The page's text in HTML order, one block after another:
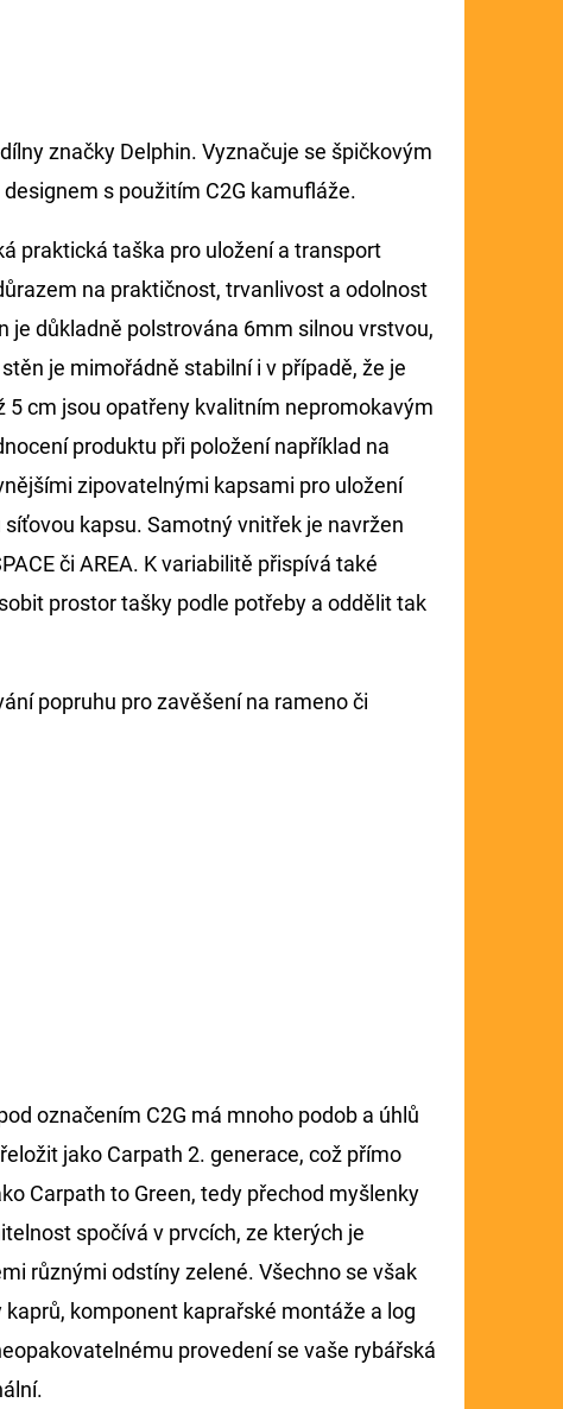
značky Delphin. Vyznačuje se špičkovým
s použitím C2G kamufláže.
praktická taška pro uložení a transport
na praktičnost, trvanlivost a odolnost
důkladně polstrována 6mm silnou vrstvou,
je mimořádně stabilní i v případě, že je
5 cm jsou opatřeny kvalitním nepromokavým
produktu při položení například na
zipovatelnými kapsami pro uložení
kapsu. Samotný vnitřek je navržen
či AREA. K variabilitě přispívá také
prostor tašky podle potřeby a oddělit tak
popruhu pro zavěšení na rameno či
označením C2G má mnoho podob a úhlů
jako Carpath 2. generace, což přímo
Carpath to Green, tedy přechod myšlenky
spočívá v prvcích, ze kterých je
různými odstíny zelené. Všechno se však
komponent kaprařské montáže a log
provedení se vaše rybářská